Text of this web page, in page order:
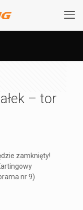
– tor
zamknięty!
nr 9)